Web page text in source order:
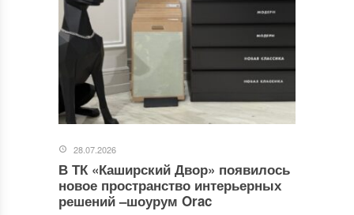
28.07.2026
В ТК «Каширский Двор» появилось
новое пространство интерьерных
решений –шоурум Orac